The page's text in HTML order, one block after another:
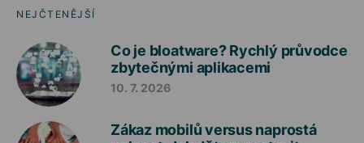
NEJČTENĚJŠÍ
Co je bloatware? Rychlý průvodce
zbytečnými aplikacemi
10. 7. 2026
Zákaz mobilů versus naprostá